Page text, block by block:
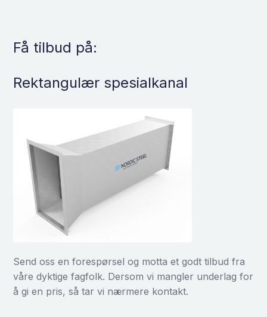
Få tilbud på:
Rektangulær spesialkanal
Send oss en forespørsel og motta et godt tilbud fra
våre dyktige fagfolk. Dersom vi mangler underlag for
å gi en pris, så tar vi nærmere kontakt.